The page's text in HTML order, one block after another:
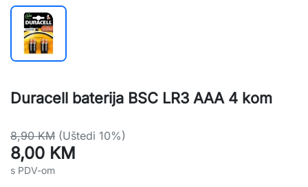
Duracell baterija BSC LR3 AAA 4 kom
8,90 KM (Uštedi 10%)
8,00 KM
s PDV-om